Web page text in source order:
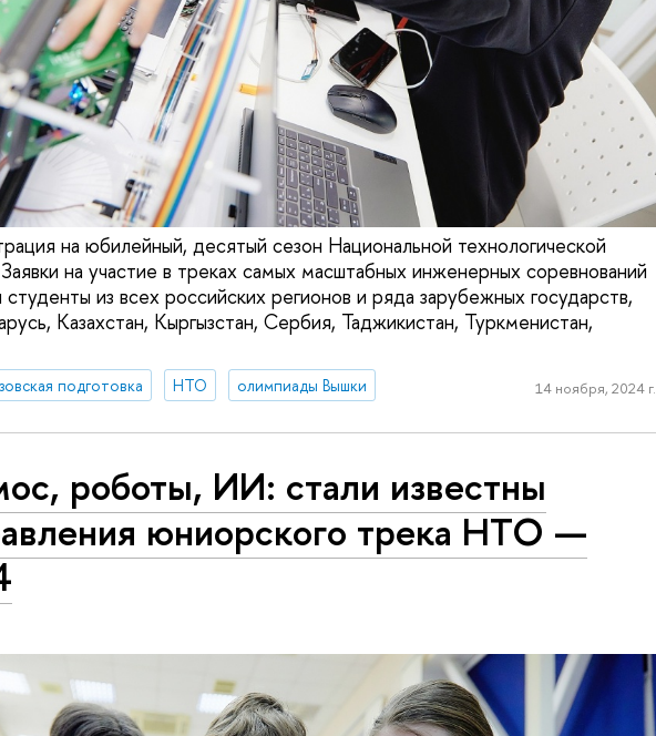
на юбилейный, десятый сезон Национальной технологической
на участие в треках самых масштабных инженерных соревнований
из всех российских регионов и ряда зарубежных государств,
Казахстан, Кыргызстан, Сербия, Таджикистан, Туркменистан,
подготовка НТО олимпиады Вышки 14 ноября, 2024 г.
роботы, ИИ: стали известны
юниорского трека НТО —